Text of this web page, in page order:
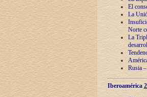
El
La
Norte
La
Rusia
Iberoamérica